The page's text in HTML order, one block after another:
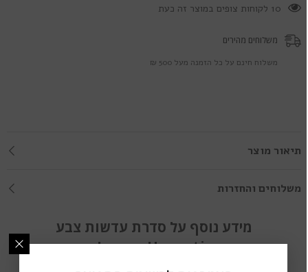
100 לקוחות צופים במוצר זה כעת
משלוחים מהירים
משלוח חינם על כל הזמנה מעל 500 ₪
תיאור מוצר
משלוחים והחזרות
מידע נוסף על סדרת עדשות צבע
Lumos Hypnotic